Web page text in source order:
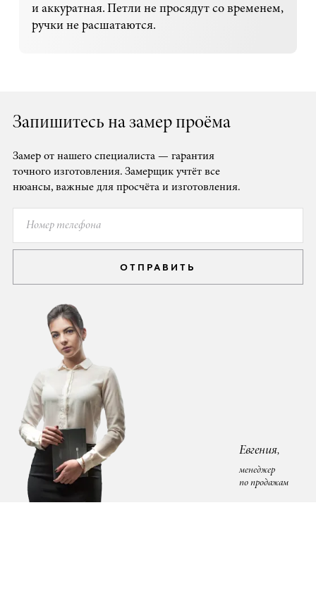
и аккуратная. Петли не просядут со временем,
ручки не расшатаются.
Запишитесь на замер проёма
Замер от нашего специалиста — гарантия
точного изготовления. Замерщик учтёт все
нюансы, важные для просчёта и изготовления.
ОТПРАВИТЬ
Евгения,
менеджер
по продажам